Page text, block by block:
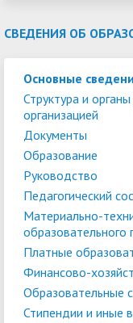
СВЕДЕНИЯ ОБ
Основные
Структура и
организацией
Документы
Образование
Руководство
Педагогический
Материально-
образовательного
Платные
Финансово-
Образовательные
Стипендии и иные